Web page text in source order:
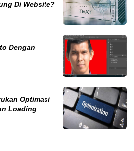
Di Website?
Dengan
Optimasi
Loading